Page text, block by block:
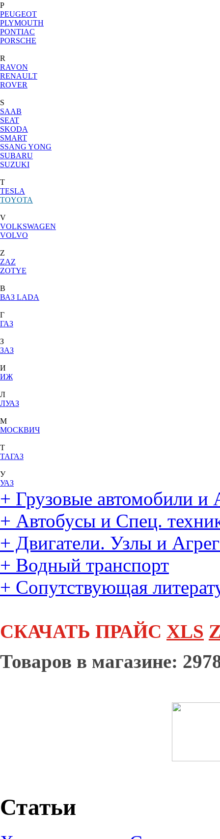
P
PEUGEOT
PLYMOUTH
PONTIAC
PORSCHE
R
RAVON
RENAULT
ROVER
S
SAAB
SEAT
SKODA
SMART
SSANG YONG
SUBARU
SUZUKI
T
TESLA
TOYOTA
V
VOLKSWAGEN
VOLVO
Z
ZAZ
ZOTYE
В
ВАЗ LADA
Г
ГАЗ
З
ЗАЗ
И
ИЖ
Л
ЛУАЗ
М
МОСКВИЧ
Т
ТАГАЗ
У
УАЗ
+ Грузовые автомобили и
+ Автобусы и Спец.
+ Двигатели. Узлы и
+ Водный транспорт
+ Сопутствующая
СКАЧАТЬ ПРАЙС XLS
Товаров в магазине:
Статьи